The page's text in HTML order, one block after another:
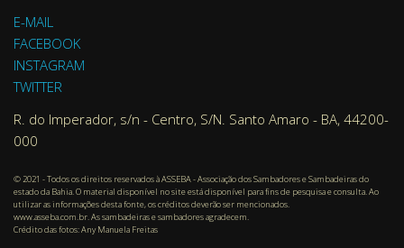
E-MAIL
FACEBOOK
INSTAGRAM
TWITTER
R. do Imperador, s/n - Centro, S/N. Santo Amaro - BA, 44200-
000
© 2021 - Todos os direitos reservados à ASSEBA - Associação dos Sambadores e Sambadeiras do
estado da Bahia. O material disponível no site está disponível para fins de pesquisa e consulta. Ao
utilizar as informações desta fonte, os créditos deverão ser mencionados.
www.asseba.com.br. As sambadeiras e sambadores agradecem.
Crédito das fotos: Any Manuela Freitas